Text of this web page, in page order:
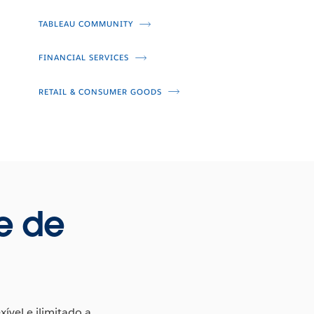
TABLEAU COMMUNITY
FINANCIAL SERVICES
RETAIL & CONSUMER GOODS
de